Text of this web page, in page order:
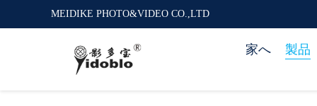
MEIDIKE PHOTO&VIDEO CO.,LTD
家へ 製品